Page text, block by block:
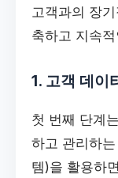
고객과의 장
축하고 지속
1. 고객 데이
첫 번째 단계
하고 관리하
템)을 활용하